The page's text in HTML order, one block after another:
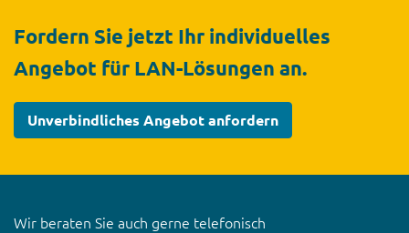
Fordern Sie jetzt Ihr individuelles
Angebot für LAN-Lösungen an.
Unverbindliches Angebot anfordern
Wir beraten Sie auch gerne telefonisch